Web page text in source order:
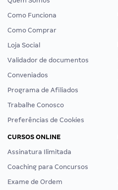
Como Funciona
Como Comprar
Loja Social
Validador de documentos
Conveniados
Programa de Afiliados
Trabalhe Conosco
Preferências de Cookies
CURSOS ONLINE
Assinatura Ilimitada
Coaching para Concursos
Exame de Ordem